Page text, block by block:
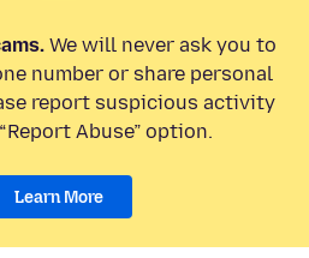
We will never ask you to
number or share personal
report suspicious activity
Abuse” option.
Learn More